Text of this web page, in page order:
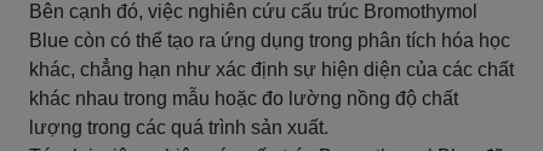
Bên cạnh đó, việc nghiên cứu cấu trúc Bromothymol
Blue còn có thể tạo ra ứng dụng trong phân tích hóa học
khác, chẳng hạn như xác định sự hiện diện của các chất
khác nhau trong mẫu hoặc đo lường nồng độ chất
lượng trong các quá trình sản xuất.